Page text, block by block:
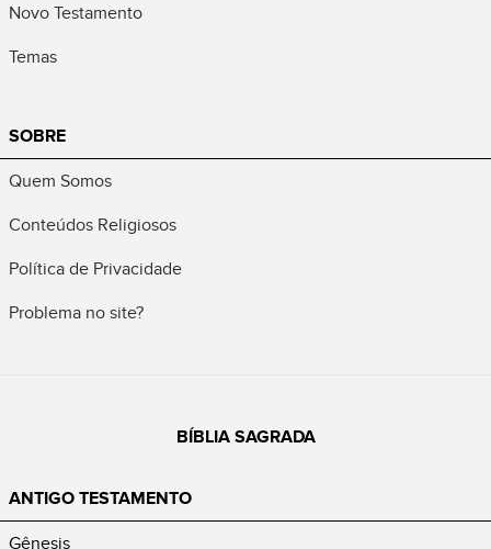
Novo Testamento
Temas
SOBRE
Quem Somos
Conteúdos Religiosos
Política de Privacidade
Problema no site?
BÍBLIA SAGRADA
ANTIGO TESTAMENTO
Gênesis